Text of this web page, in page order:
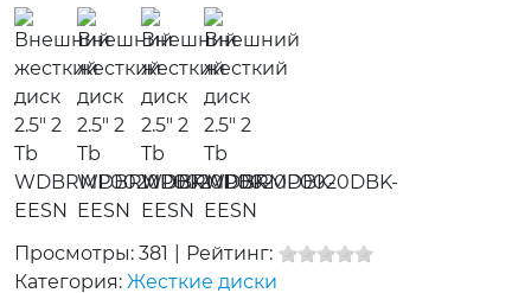
Просмотры: 381
Рейтинг:
Категория: Жесткие диски